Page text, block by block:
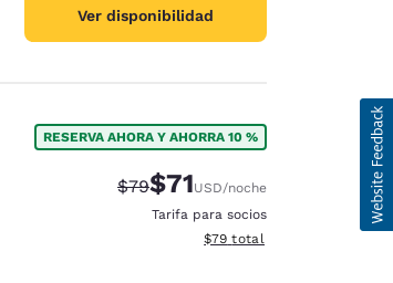
Ver disponibilidad
RESERVA AHORA Y AHORRA 10 %
Precio tachado:
$79Precio con descuento:
$71USD/noche
Tarifa para socios
Ver detalles del total
$79 total